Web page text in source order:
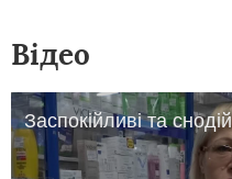
Відео